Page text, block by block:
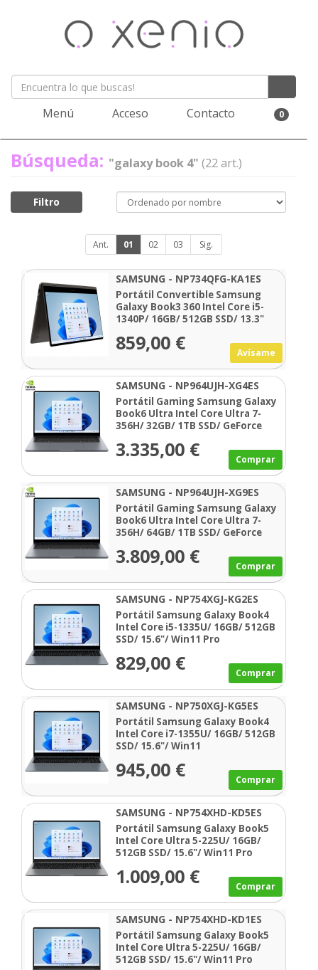
Menú Acceso Contacto 0
Búsqueda: "galaxy book 4" (22 art.)
Filtro
Ant. 01 02 03 Sig.
SAMSUNG - NP734QFG-KA1ES
Portátil Convertible Samsung
Galaxy Book3 360 Intel Core i5-
1340P/ 16GB/ 512GB SSD/ 13.3"
859,00 € Avísame
SAMSUNG - NP964UJH-XG4ES
Portátil Gaming Samsung Galaxy
Book6 Ultra Intel Core Ultra 7-
356H/ 32GB/ 1TB SSD/ GeForce
3.335,00 € Comprar
SAMSUNG - NP964UJH-XG9ES
Portátil Gaming Samsung Galaxy
Book6 Ultra Intel Core Ultra 7-
356H/ 64GB/ 1TB SSD/ GeForce
3.809,00 € Comprar
SAMSUNG - NP754XGJ-KG2ES
Portátil Samsung Galaxy Book4
Intel Core i5-1335U/ 16GB/ 512GB
SSD/ 15.6"/ Win11 Pro
829,00 € Comprar
SAMSUNG - NP750XGJ-KG5ES
Portátil Samsung Galaxy Book4
Intel Core i7-1355U/ 16GB/ 512GB
SSD/ 15.6"/ Win11
945,00 € Comprar
SAMSUNG - NP754XHD-KD5ES
Portátil Samsung Galaxy Book5
Intel Core Ultra 5-225U/ 16GB/
512GB SSD/ 15.6"/ Win11 Pro
1.009,00 € Comprar
SAMSUNG - NP754XHD-KD1ES
Portátil Samsung Galaxy Book5
Intel Core Ultra 5-225U/ 16GB/
512GB SSD/ 15.6"/ Win11 Pro